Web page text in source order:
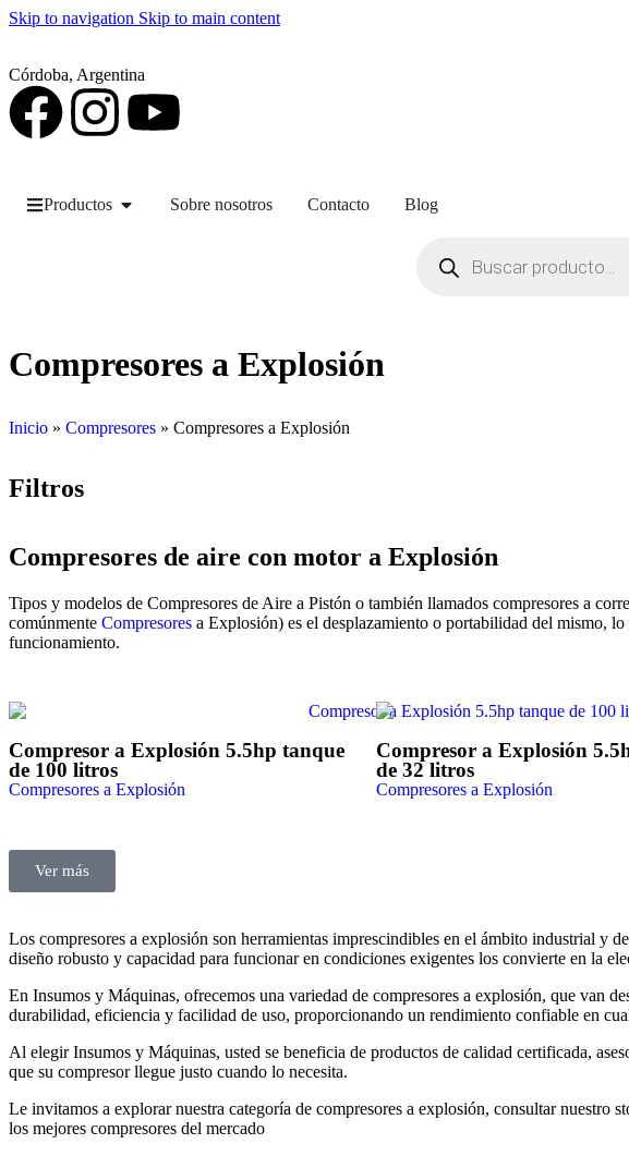
Skip to navigation Skip to main content
Córdoba, Argentina
Productos Sobre nosotros Contacto Blog
Compresores a Explosión
Inicio » Compresores » Compresores a Explosión
Filtros
Compresores de aire con motor a Explosión
Tipos y modelos de Compresores de Aire a Pistón o también llamados compresores a
comúnmente Compresores a Explosión) es el desplazamiento o portabilidad del mismo,
funcionamiento.
Compresor a Explosión 5.5hp tanque
de 100 litros
Compresores a Explosión
Compresor a Explosión
de 32 litros
Compresores a Explosión
Ver más
Los compresores a explosión son herramientas imprescindibles en el ámbito industrial y
diseño robusto y capacidad para funcionar en condiciones exigentes los convierte en la
En Insumos y Máquinas, ofrecemos una variedad de compresores a explosión, que van
durabilidad, eficiencia y facilidad de uso, proporcionando un rendimiento confiable en
Al elegir Insumos y Máquinas, usted se beneficia de productos de calidad certificada,
que su compresor llegue justo cuando lo necesita.
Le invitamos a explorar nuestra categoría de compresores a explosión, consultar nuestro
los mejores compresores del mercado